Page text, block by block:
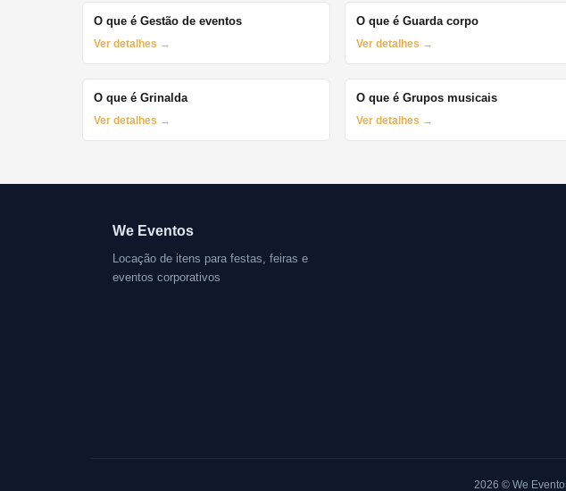
O que é Gestão de eventos
Ver detalhes →
O que é Guarda corpo
Ver detalhes →
O que é Grinalda
Ver detalhes →
O que é Grupos musicais
Ver detalhes →
We Eventos
Locação de itens para festas, feiras e
eventos corporativos
2026 © We